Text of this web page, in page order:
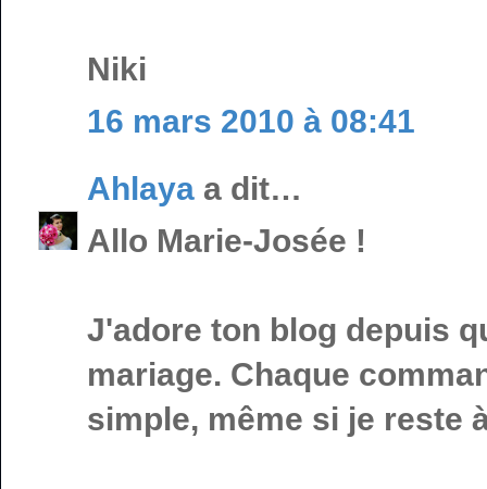
Niki
16 mars 2010 à 08:41
Ahlaya a dit…
Allo Marie-Josée !
J'adore ton blog depuis
mariage. Chaque
simple, même si je reste